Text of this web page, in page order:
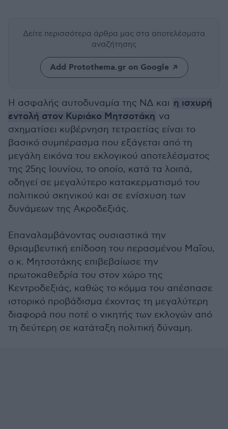
Δείτε περισσότερα άρθρα μας στα αποτελέσματα
αναζήτησης
Add Protothema.gr on Google
Η ασφαλής αυτοδυναμία της ΝΔ και η ισχυρή
εντολή στον Κυριάκο Μητσοτάκη να
σχηματίσει κυβέρνηση τετραετίας είναι το
βασικό συμπέρασμα που εξάγεται από τη
μεγάλη εικόνα του εκλογικού αποτελέσματος
της 25ης Ιουνίου, το οποίο, κατά τα λοιπά,
οδηγεί σε μεγαλύτερο κατακερματισμό του
πολιτικού σκηνικού και σε ενίσχυση των
δυνάμεων της Ακροδεξιάς.
Επαναλαμβάνοντας ουσιαστικά την
θριαμβευτική επίδοση του περασμένου Μαΐου,
ο κ. Μητσοτάκης επιβεβαίωσε την
πρωτοκαθεδρία του στον χώρο της
Κεντροδεξιάς, καθώς το κόμμα του απέσπασε
ιστορικό προβάδισμα έχοντας τη μεγαλύτερη
διαφορά που ποτέ ο νικητής των εκλογών από
τη δεύτερη σε κατάταξη πολιτική δύναμη.